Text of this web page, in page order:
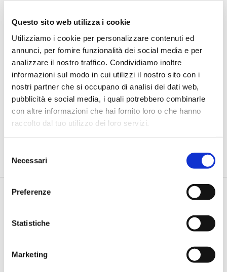
Questo sito web utilizza i cookie
Utilizziamo i cookie per personalizzare contenuti ed
annunci, per fornire funzionalità dei social media e per
analizzare il nostro traffico. Condividiamo inoltre
informazioni sul modo in cui utilizzi il nostro sito con i
nostri partner che si occupano di analisi dei dati web,
pubblicità e social media, i quali potrebbero combinarle
con altre informazioni che hai fornito loro o che hanno
raccolto dal tuo utilizzo dei loro servizi.
delNecessari
Preferenze
Statistiche
Marketing
BANCAFORTE TV
Petrella (BPER Banca): “La GenAI
rafforza i controlli e valorizza il
lavoro degli analisti”
secondo livello più strutturati, standardizzati e capaci di le...